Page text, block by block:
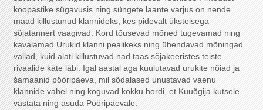
koopastike sügavusis ning süngete laante varjus on nende
maad killustunud klannideks, kes pidevalt üksteisega
sõjatannert vaagivad. Kord tõusevad mõned tugevamad ning
kavalamad Urukid klanni pealikeks ning ühendavad mõningad
vallad, kuid alati killustuvad nad taas sõjakeeristes teiste
rivaalide käte läbi. Igal aastal aga kuulutavad urukite nõiad ja
šamaanid pööripäeva, mil sõdalased unustavad vaenu
klannide vahel ning koguvad kokku hordi, et Kuuõgija kutsele
vastata ning asuda Pööripäevale.